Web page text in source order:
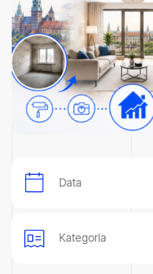
Data
Kategoria